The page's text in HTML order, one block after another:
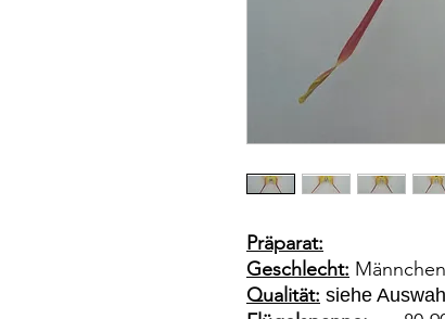
Präparat:
Geschlecht: Männchen
Qualität: siehe Auswahl